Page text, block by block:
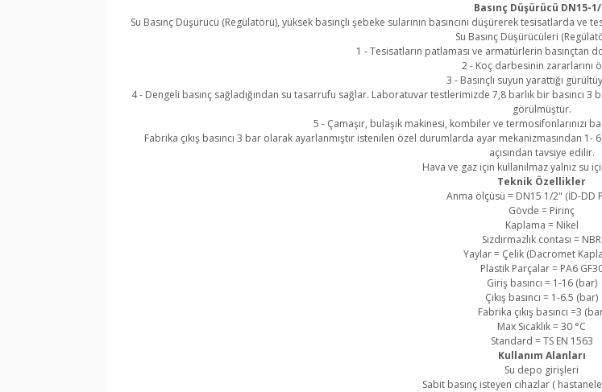
Basınç Düşürücü DN15-
Su Basınç Düşürücü (Regülatörü), yüksek basınçlı şebeke sularının basıncını düşürerek tesisatlarda
Su Basınç Düşürücüleri
1 - Tesisatların patlaması ve armatürlerin basınçtan
2 - Koç darbesinin zararlarını
3 - Basınçlı suyun yarattığı
4 - Dengeli basınç sağladığından su tasarrufu sağlar. Laboratuvar testlerimizde 7,8 barlık bir basıncı
görülmüştür.
5 - Çamaşır, bulaşık makinesi, kombiler ve termosifonlarınızı
Fabrika çıkış basıncı 3 bar olarak ayarlanmıştır istenilen özel durumlarda ayar mekanizmasından
açısından tavsiye edilir.
Hava ve gaz için kullanılmaz yalnız su
Teknik Özellikler
Anma ölçüsü = DN15 1/2" (İD-DD
Gövde = Pirinç
Kaplama = Nikel
Sızdırmazlık contası = NBR
Yaylar = Çelik (Dacromet
Plastik Parçalar = PA6
Giriş basıncı = 1-16 (bar)
Çıkış basıncı = 1-6.5 (bar)
Fabrika çıkış basıncı =3
Max Sıcaklık = 30 °C
Standard = TS EN 1563
Kullanım Alanları
Su depo girişleri
Sabit basınç isteyen cihazlar (